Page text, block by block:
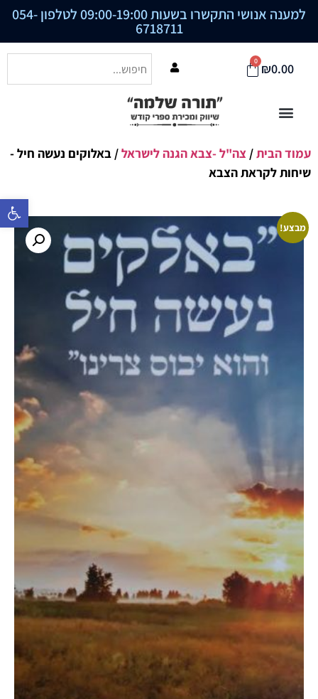
פתח סרגל
למענה אנושי התקשרו בשעות 09:00-19:00 לטלפון 054-
6718711
₪0.00
0
עמוד הבית/ צה"ל -צבא הגנה לישראל/ באלוקים נעשה חיל -
שיחות לקראת הצבא
מבצע!